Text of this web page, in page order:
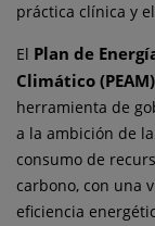
práctica clínica y
El Plan de
Climático (PEAM)
herramienta de
a la ambición de
consumo de
carbono, con una
eficiencia